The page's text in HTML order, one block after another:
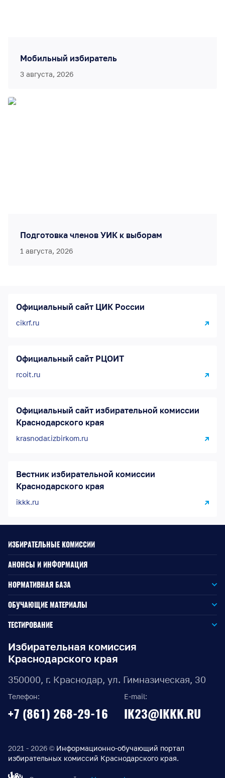
Мобильный избиратель
3 августа, 2026
Подготовка членов УИК к выборам
1 августа, 2026
Официальный сайт ЦИК России
cikrf.ru
Официальный сайт РЦОИТ
rcoit.ru
Официальный сайт избирательной комиссии
Краснодарского края
krasnodar.izbirkom.ru
Вестник избирательной комиссии
Краснодарского края
ikkk.ru
Избирательная комиссия
Краснодарского края
350000, г. Краснодар, ул. Гимназическая, 30
Телефон:
+7 (861) 268-29-16
E-mail:
IK23@IKKK.RU
2021 - 2026 © Информационно-обучающий портал
избирательных комиссий Краснодарского края.
ИЗБИРАТЕЛЬНЫЕ КОМИССИИ
АНОНСЫ И ИНФОРМАЦИЯ
НОРМАТИВНАЯ БАЗА
Законодательство РФ
Законодательство КК
Документы ЦИК России
Документы ИККК
Выборы Губернатора Краснодарского края
Краснодарского края
края
Правовые акты по выборам депутатов Государственной
Думы Федерального Собрания РФ восьмого созыва
ОБУЧАЮЩИЕ МАТЕРИАЛЫ
Для окружной избирательной комиссии
Для территориальной избирательной комиссии
Для участковой избирательной комиссии
ТЕСТИРОВАНИЕ
Для членов участковых избирательных комиссий